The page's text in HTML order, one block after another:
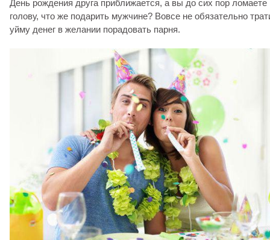
День рождения друга приближается, а вы до сих пор ломаете
голову, что же подарить мужчине? Вовсе не обязательно
уйму денег в желании порадовать парня.